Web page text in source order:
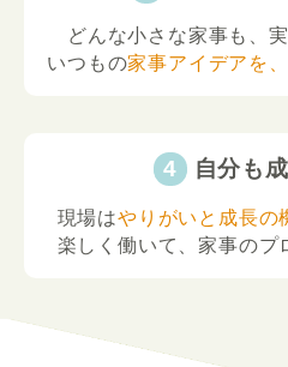
どんな小さな家事も、
いつもの家事アイデアを
自分も
現場はやりがいと成長の
楽しく働いて、家事のプ